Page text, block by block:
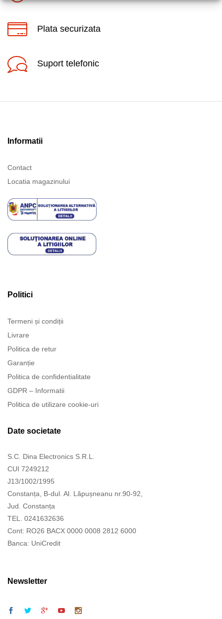
Plata securizata
Suport telefonic
Informatii
Contact
Locatia magazinului
Politici
Termeni și condiții
Livrare
Politica de retur
Garanție
Politica de confidentialitate
GDPR – Informatii
Politica de utilizare cookie-uri
Date societate
S.C. Dina Electronics S.R.L.
CUI 7249212
J13/1002/1995
Constanța, B-dul. Al. Lăpușneanu nr.90-92,
Jud. Constanța
TEL. 0241632636
Cont: RO26 BACX 0000 0008 2812 6000
Banca: UniCredit
Newsletter